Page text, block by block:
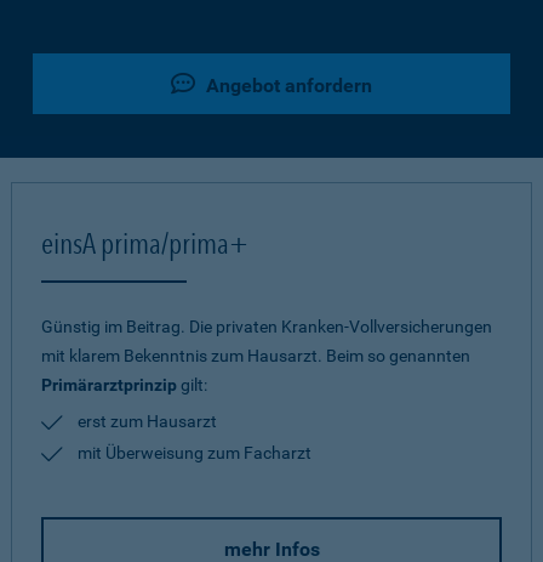
Angebot anfordern
einsA prima/prima+
Günstig im Beitrag. Die privaten Kranken-Vollversicherungen
mit klarem Bekenntnis zum Hausarzt. Beim so genannten
Primärarztprinzipgilt:
erst zum Hausarzt
mit Überweisung zum Facharzt
mehr Infos